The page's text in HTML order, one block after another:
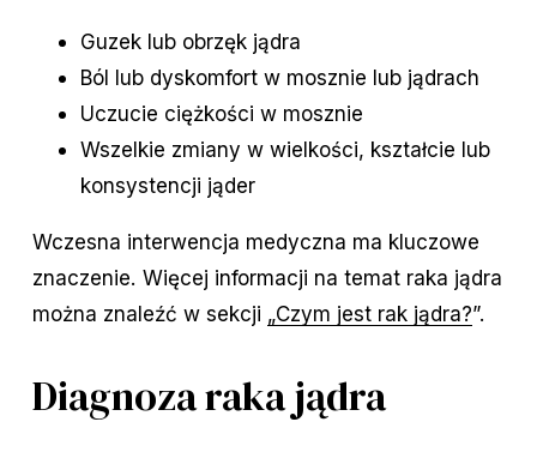
Guzek lub obrzęk jądra
Ból lub dyskomfort w mosznie lub jądrach
Uczucie ciężkości w mosznie
Wszelkie zmiany w wielkości, kształcie lub
konsystencji jąder
Wczesna interwencja medyczna ma kluczowe
znaczenie. Więcej informacji na temat raka jądra
można znaleźć w sekcji „Czym jest rak jądra?”.
Diagnoza raka jądra